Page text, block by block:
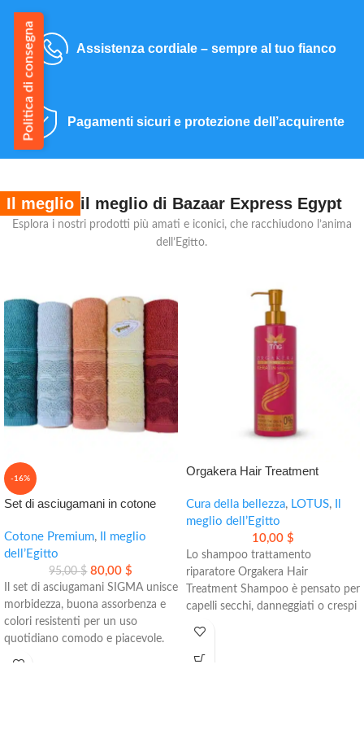
Assistenza cordiale – sempre al tuo fianco
Pagamenti sicuri e protezione dell’acquirente
Il meglio il meglio di Bazaar Express Egypt
Esplora i nostri prodotti più amati e iconici, che racchiudono l’anima
dell’Egitto.
-16%
Set di asciugamani in cotone
Cotone Premium,
Il meglio
dell’Egitto
95,00$ 80,00$
Il set di asciugamani SIGMA unisce
morbidezza, buona assorbenza e
colori resistenti per un uso
quotidiano comodo e piacevole.
Orgakera Hair Treatment
riparatore e nutriente
Cura della bellezza, LOTUS,
meglio dell’Egitto
10,00 $
Lo shampoo trattamento
riparatore Orgakera Hair
Treatment Shampoo è pensato per
capelli secchi, danneggiati o crespi
lunghezze, migliorare la lucentezza
Politica di consegna